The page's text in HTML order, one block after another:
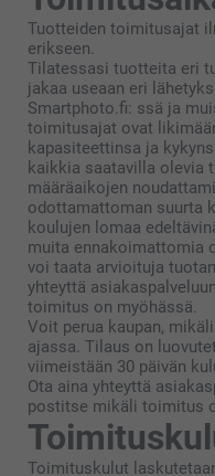
Tuotteiden toimitusajat
erikseen.
Tilatessasi tuotteita eri
jakaa useaan eri
Smartphoto.fi: ssä ja
toimitusajat ovat
kapasiteettinsa ja
kaikkia saatavilla olevia
määräaikojen
odottamattoman suurta
koulujen lomaa
muita ennakoimattomia
voi taata arvioituja
yhteyttä
toimitus on myöhässä.
Voit perua kaupan,
ajassa. Tilaus on
viimeistään 30 päivän
Ota aina yhteyttä
postitse mikäli toimitus
Toimituskulut